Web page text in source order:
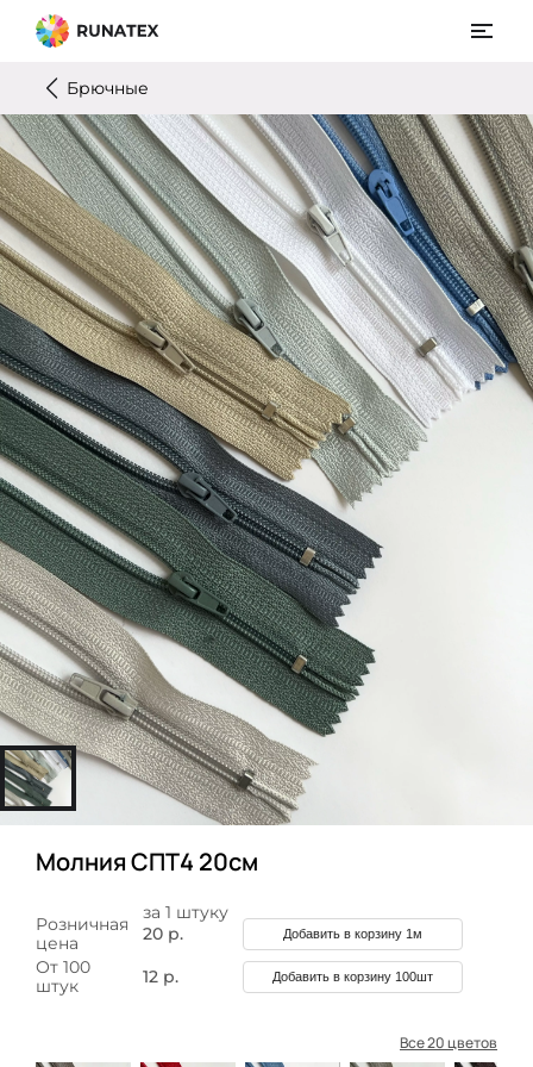
Брючные
Молния СПТ4 20см
за 1 штуку
Розничная
цена
20 р. Добавить в корзину 1м
От 100
штук
12 р. Добавить в корзину 100шт
Все 20 цветов